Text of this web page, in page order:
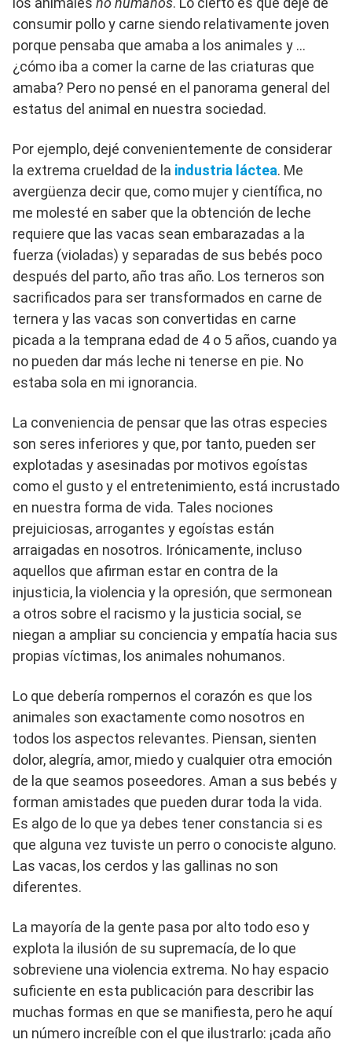
consumir pollo y carne siendo relativamente joven
porque pensaba que amaba a los animales y …
¿cómo iba a comer la carne de las criaturas que
amaba? Pero no pensé en el panorama general del
estatus del animal en nuestra sociedad.
Por ejemplo, dejé convenientemente de considerar
la extrema crueldad de la industria láctea. Me
avergüenza decir que, como mujer y científica, no
me molesté en saber que la obtención de leche
requiere que las vacas sean embarazadas a la
fuerza (violadas) y separadas de sus bebés poco
después del parto, año tras año. Los terneros son
sacrificados para ser transformados en carne de
ternera y las vacas son convertidas en carne
picada a la temprana edad de 4 o 5 años, cuando ya
no pueden dar más leche ni tenerse en pie. No
estaba sola en mi ignorancia.
La conveniencia de pensar que las otras especies
son seres inferiores y que, por tanto, pueden ser
explotadas y asesinadas por motivos egoístas
como el gusto y el entretenimiento, está incrustado
en nuestra forma de vida. Tales nociones
prejuiciosas, arrogantes y egoístas están
arraigadas en nosotros. Irónicamente, incluso
aquellos que afirman estar en contra de la
injusticia, la violencia y la opresión, que sermonean
a otros sobre el racismo y la justicia social, se
niegan a ampliar su conciencia y empatía hacia sus
propias víctimas, los animales nohumanos.
Lo que debería rompernos el corazón es que los
animales son exactamente como nosotros en
todos los aspectos relevantes. Piensan, sienten
dolor, alegría, amor, miedo y cualquier otra emoción
de la que seamos poseedores. Aman a sus bebés y
forman amistades que pueden durar toda la vida.
Es algo de lo que ya debes tener constancia si es
que alguna vez tuviste un perro o conociste alguno.
Las vacas, los cerdos y las gallinas no son
diferentes.
La mayoría de la gente pasa por alto todo eso y
explota la ilusión de su supremacía, de lo que
sobreviene una violencia extrema. No hay espacio
suficiente en esta publicación para describir las
muchas formas en que se manifiesta, pero he aquí
un número increíble con el que ilustrarlo: ¡cada año